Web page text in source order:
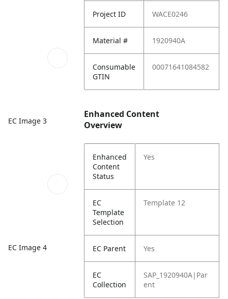
EC Image 3
EC Image 4
Project ID WACE0246
Material # 1920940A
Consumable
GTIN
00071641084582
Enhanced Content
Overview
Enhanced
Content
Status
Yes
EC
Template
Selection
Template 12
EC Parent Yes
EC
Collection
SAP_1920940A|Par
ent